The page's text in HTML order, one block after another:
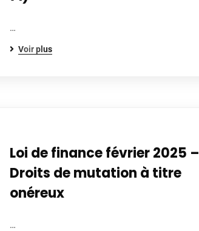
…
Voir plus
Loi de finance février 2025 –
Droits de mutation à titre
onéreux
…